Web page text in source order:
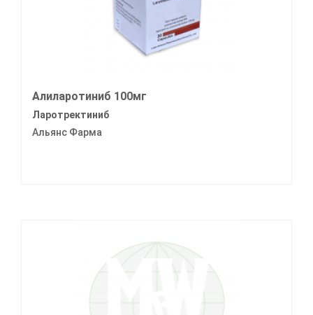
Алиларотиниб 100мг
Ларотректиниб
Альянс Фарма